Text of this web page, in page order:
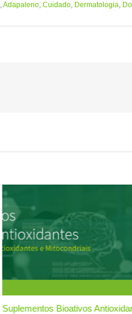
,Adapaleno, Cuidado, Dermatologia,
Suplementos Bioativos